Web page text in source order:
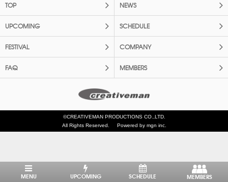
TOP NEWS
UPCOMING SCHEDULE
FESTIVAL COMPANY
FAQ MEMBERS
©CREATIVEMAN PRODUCTIONS CO.,LTD.
All Rights Reserved.
Powered by mgn inc.
MENU UPCOMING SCHEDULE MEMBERS